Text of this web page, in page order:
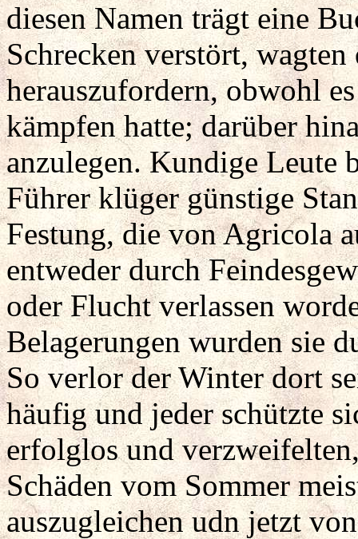
diesen Namen trägt eine
Schrecken verstört,
herauszufordern, obwohl
kämpfen hatte; darüber
anzulegen. Kundige Leute
Führer klüger günstige
Festung, die von Agricola
entweder durch
oder Flucht verlassen
Belagerungen wurden sie
So verlor der Winter dort
häufig und jeder schützte
erfolglos und
Schäden vom Sommer
auszugleichen udn jetzt